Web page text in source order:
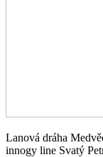
Lanová dráha
innogy line Svatý